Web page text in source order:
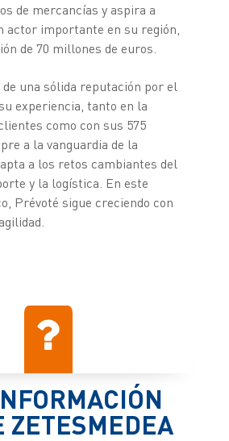
de mercancías y aspira a
actor importante en su región,
de 70 millones de euros.
de una sólida reputación por el
experiencia, tanto en la
como con sus 575
a la vanguardia de la
a los retos cambiantes del
y la logística. En este
Prévoté sigue creciendo con
ZETESMEDEA